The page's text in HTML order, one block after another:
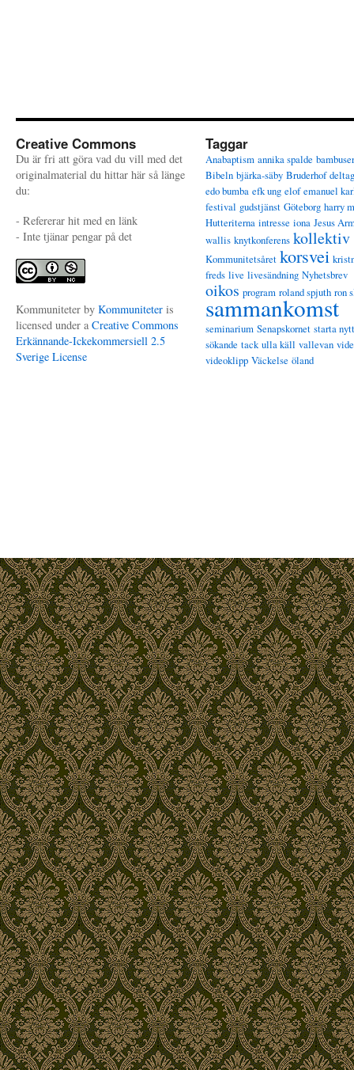
Creative Commons
Du är fri att göra vad du vill med det
originalmaterial du hittar här så länge
du:
- Refererar hit med en länk
- Inte tjänar pengar på det
Kommuniteter by Kommuniteter is
licensed under a Creative Commons
Erkännande-Ickekommersiell 2.5
Sverige License
Taggar
Anabaptism annika spalde bambuser
Bibeln bjärka-säby Bruderhof
edo bumba efk ung elof emanuel
festival gudstjänst Göteborg harry
Hutteriterna intresse iona Jesus
wallis knytkonferens kollektiv
Kommunitetsåret korsvei
freds live livesändning Nyhetsbrev
oikos program roland spjuth ron
sammankomst
seminarium Senapskornet starta nytt
sökande tack ulla käll vallevan
videoklipp Väckelse öland